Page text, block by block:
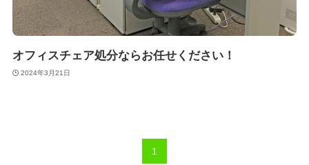
オフィスチェア処分ならお任せください！
2024年3月21日
1